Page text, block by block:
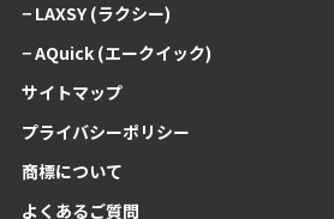
− LAXSY (ラクシー)
− AQuick (エークイック)
サイトマップ
プライバシーポリシー
商標について
よくあるご質問